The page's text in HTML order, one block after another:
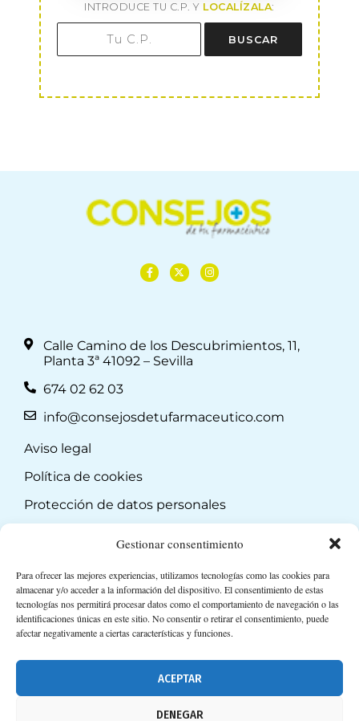
Gestionar consentimiento
Para ofrecer las mejores experiencias, utilizamos tecnologías como las cookies para
almacenar y/o acceder a la información del dispositivo. El consentimiento de estas
tecnologías nos permitirá procesar datos como el comportamiento de navegación o las
identificaciones únicas en este sitio. No consentir o retirar el consentimiento, puede
afectar negativamente a ciertas características y funciones.
ACEPTAR
DENEGAR
INTRODUCE TU C.P. Y LOCALÍZALA:
BUSCAR
Calle Camino de los Descubrimientos, 11,
Planta 3ª 41092 – Sevilla
674 02 62 03
info@consejosdetufarmaceutico.com
Aviso legal
Política de cookies
Protección de datos personales